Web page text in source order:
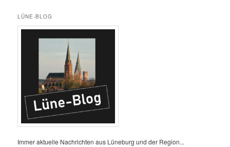
LÜNE-BLOG
Immer aktuelle Nachrichten aus Lüneburg und der Region...